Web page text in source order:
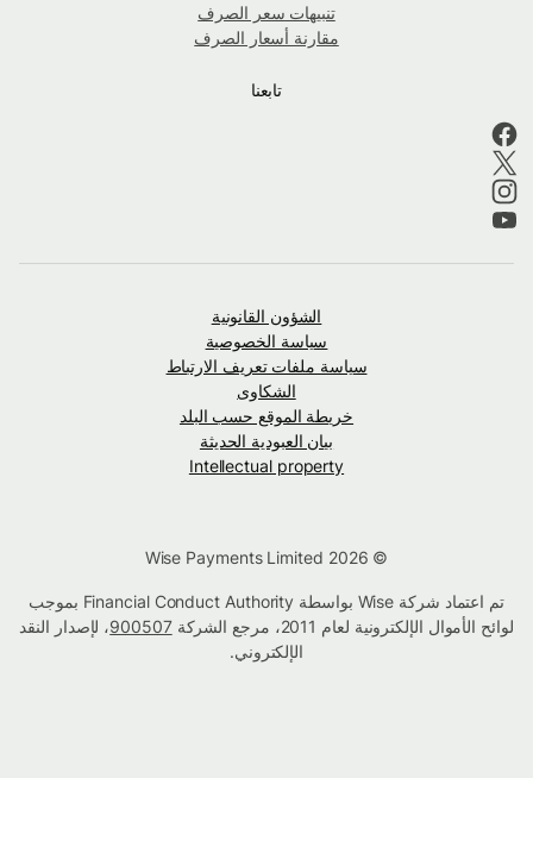
تنبيهات سعر الصرف
مقارنة أسعار الصرف
تابعنا
الشؤون القانونية
سياسة الخصوصية
سياسة ملفات تعريف الارتباط
الشكاوى
خريطة الموقع حسب البلد
بيان العبودية الحديثة
Intellectual property
تم اعتماد شركة Wise بواسطة Financial Conduct Authority بموجب
لوائح الأموال الإلكترونية لعام 2011، مرجع الشركة
900507، لإصدار النقد
الإلكتروني.